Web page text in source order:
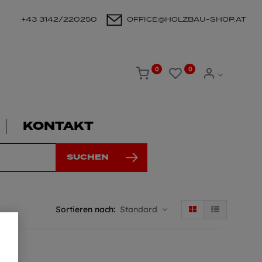
+43 3142/220250 OFFICE@HOLZBAU-SHOP.AT
0 0
KONTAKT
SUCHEN
Sortieren nach: Standard